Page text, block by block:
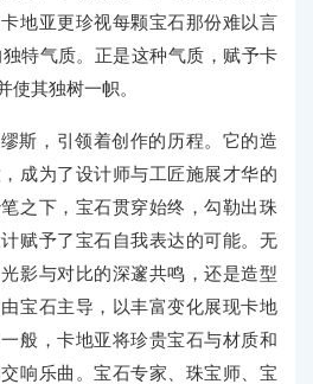
地亚更珍视每颗宝石那份难以言
特气质。正是这种气质，赋予卡
使其独树一帜。
斯，引领着创作的历程。它的造
成为了设计师与工匠施展才华的
之下，宝石贯穿始终，勾勒出珠
赋予了宝石自我表达的可能。无
影与对比的深邃共鸣，还是造型
宝石主导，以丰富变化展现卡地
般，卡地亚将珍贵宝石与材质和
响乐曲。宝石专家、珠宝师、宝